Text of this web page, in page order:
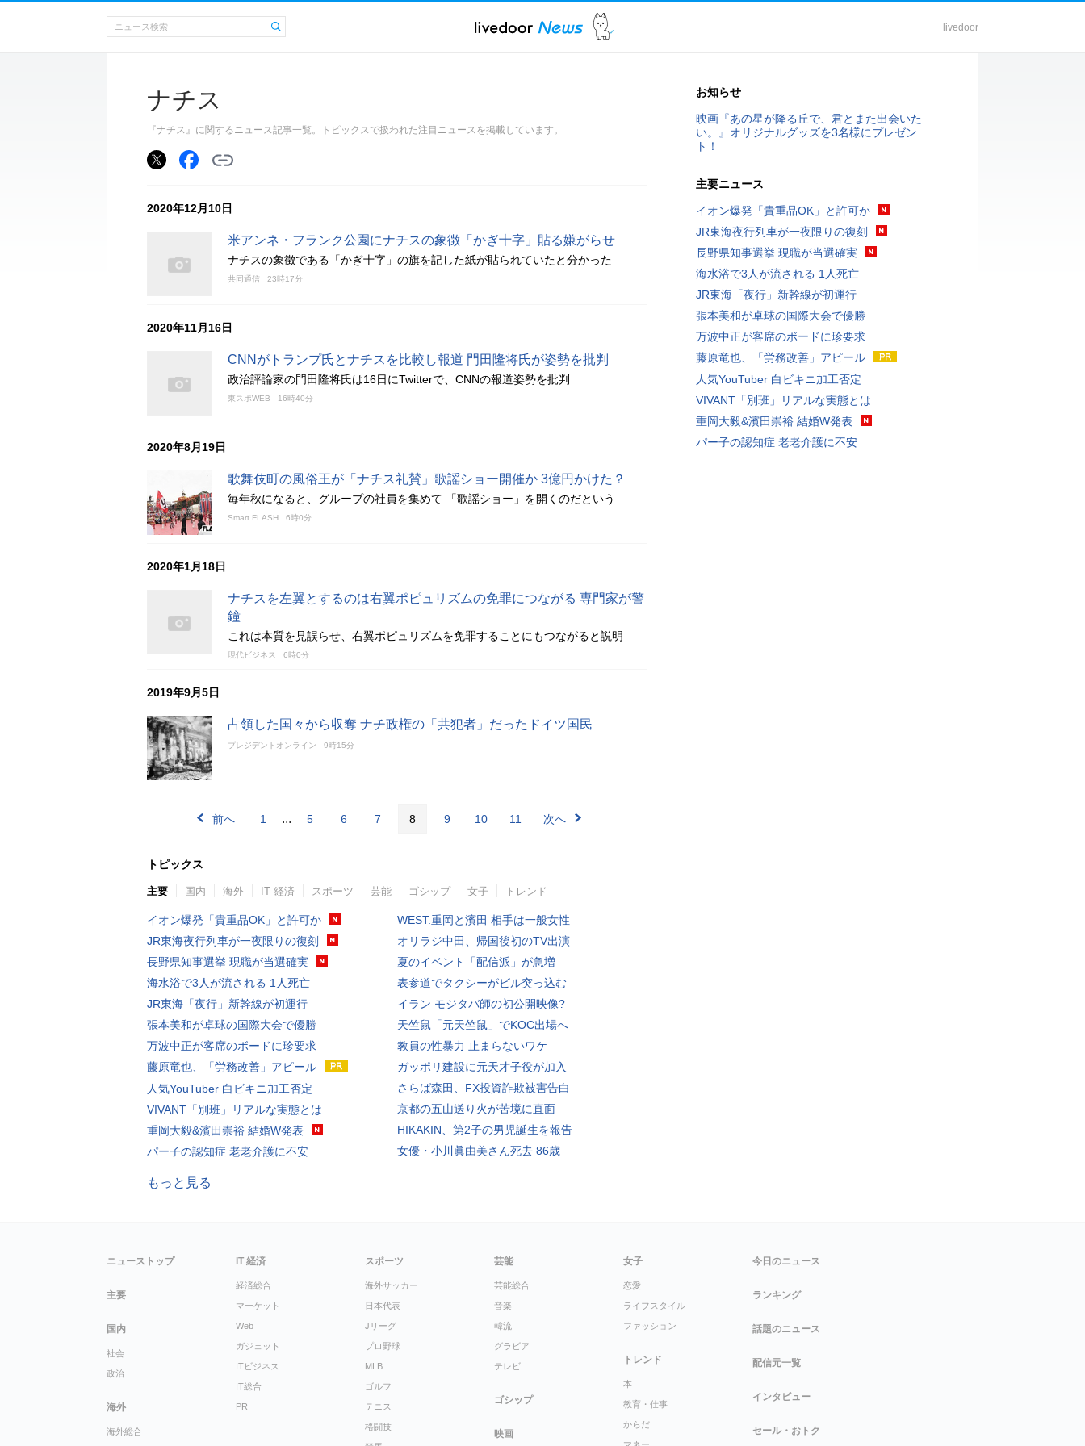
livedoor
ナチス
『ナチス』に関するニュース記事一覧。トピックスで扱われた注目ニュースを掲載しています。
2020年12月10日
米アンネ・フランク公園にナチスの象徴「かぎ十字」貼る嫌がらせ
ナチスの象徴である「かぎ十字」の旗を記した紙が貼られていたと分かった
共同通信 23時17分
2020年11月16日
CNNがトランプ氏とナチスを比較し報道 門田隆将氏が姿勢を批判
政治評論家の門田隆将氏は16日にTwitterで、CNNの報道姿勢を批判
東スポWEB 16時40分
2020年8月19日
歌舞伎町の風俗王が「ナチス礼賛」歌謡ショー開催か 3億円かけた？
毎年秋になると、グループの社員を集めて 「歌謡ショー」を開くのだという
Smart FLASH 6時0分
2020年1月18日
ナチスを左翼とするのは右翼ポピュリズムの免罪につながる 専門家が警
鐘
これは本質を見誤らせ、右翼ポピュリズムを免罪することにもつながると説明
現代ビジネス 6時0分
2019年9月5日
占領した国々から収奪 ナチ政権の「共犯者」だったドイツ国民
プレジデントオンライン 9時15分
前へ 1 ... 5 6 7 8 9 10 11 次へ
トピックス
主要 国内 海外 IT 経済 スポーツ 芸能 ゴシップ 女子 トレンド
イオン爆発「貴重品OK」と許可か
JR東海夜行列車が一夜限りの復刻
長野県知事選挙 現職が当選確実
海水浴で3人が流される 1人死亡
JR東海「夜行」新幹線が初運行
張本美和が卓球の国際大会で優勝
万波中正が客席のボードに珍要求
藤原竜也、「労務改善」アピール
人気YouTuber 白ビキニ加工否定
VIVANT「別班」リアルな実態とは
重岡大毅&濱田崇裕 結婚W発表
パー子の認知症 老老介護に不安
WEST.重岡と濱田 相手は一般女性
オリラジ中田、帰国後初のTV出演
夏のイベント「配信派」が急増
表参道でタクシーがビル突っ込む
イラン モジタバ師の初公開映像?
天竺鼠「元天竺鼠」でKOC出場へ
教員の性暴力 止まらないワケ
ガッポリ建設に元天才子役が加入
さらば森田、FX投資詐欺被害告白
京都の五山送り火が苦境に直面
HIKAKIN、第2子の男児誕生を報告
女優・小川眞由美さん死去 86歳
もっと見る
お知らせ
映画『あの星が降る丘で、君とまた出会いた
い。』オリジナルグッズを3名様にプレゼン
ト！
主要ニュース
イオン爆発「貴重品OK」と許可か
JR東海夜行列車が一夜限りの復刻
長野県知事選挙 現職が当選確実
海水浴で3人が流される 1人死亡
JR東海「夜行」新幹線が初運行
張本美和が卓球の国際大会で優勝
万波中正が客席のボードに珍要求
藤原竜也、「労務改善」アピール
人気YouTuber 白ビキニ加工否定
VIVANT「別班」リアルな実態とは
重岡大毅&濱田崇裕 結婚W発表
パー子の認知症 老老介護に不安
ニューストップ
主要
国内
社会
政治
海外
海外総合
IT 経済
経済総合
マーケット
Web
ガジェット
ITビジネス
IT総合
PR
スポーツ
海外サッカー
日本代表
Jリーグ
プロ野球
MLB
ゴルフ
テニス
格闘技
芸能
芸能総合
音楽
韓流
グラビア
テレビ
ゴシップ
映画
女子
恋愛
ライフスタイル
ファッション
トレンド
本
教育・仕事
からだ
今日のニュース
ランキング
話題のニュース
配信元一覧
インタビュー
セール・おトク